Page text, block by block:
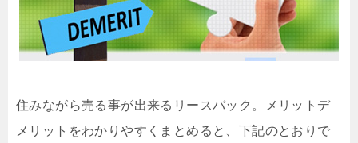
住みながら売る事が出来るリースバック。メリットデ
メリットをわかりやすくまとめると、下記のとおりで